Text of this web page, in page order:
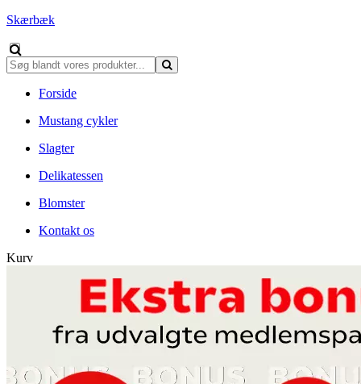
Skærbæk
Forside
Mustang cykler
Slagter
Delikatessen
Blomster
Kontakt os
Kurv